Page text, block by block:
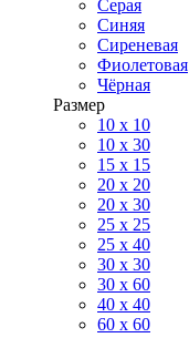
Серая
Синяя
Сиреневая
Фиолетовая
Чёрная
Размер
10 х 10
10 x 30
15 x 15
20 х 20
20 x 30
25 x 25
25 x 40
30 x 30
30 х 60
40 х 40
60 х 60